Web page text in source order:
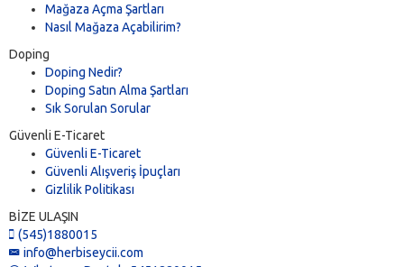
Mağaza Açma Şartları
Nasıl Mağaza Açabilirim?
Doping
Doping Nedir?
Doping Satın Alma Şartları
Sık Sorulan Sorular
Güvenli E-Ticaret
Güvenli E-Ticaret
Güvenli Alışveriş İpuçları
Gizlilik Politikası
BİZE ULAŞIN
(545)1880015
info@herbiseycii.com